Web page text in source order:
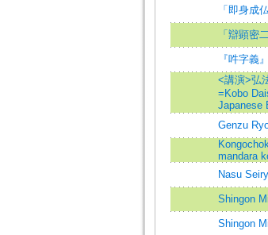
「即身成
「辯顕密
『吽字義
<講演>弘
=Kobo
Japanese
Genzu
mandara
Nasu
Shingon
Shingon